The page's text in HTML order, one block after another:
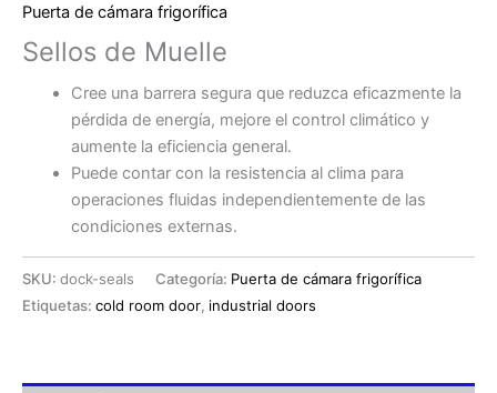
Puerta de cámara frigorífica
Sellos de Muelle
Cree una barrera segura que reduzca eficazmente la
pérdida de energía, mejore el control climático y
aumente la eficiencia general.
Puede contar con la resistencia al clima para
operaciones fluidas independientemente de las
condiciones externas.
SKU: dock-seals Categoría: Puerta de cámara frigorífica
Etiquetas: cold room door, industrial doors